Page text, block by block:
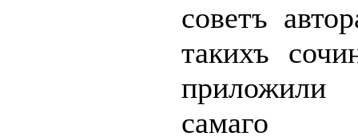
советъ
такихъ